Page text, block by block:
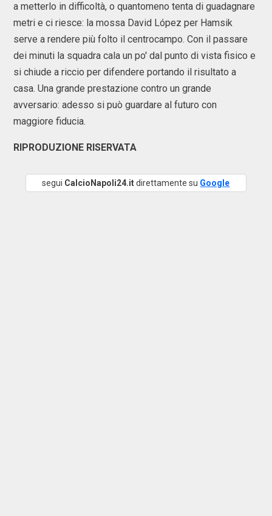
a metterlo in difficoltà, o quantomeno tenta di guadagnare
metri e ci riesce: la mossa David López per Hamsik
serve a rendere più folto il centrocampo. Con il passare
dei minuti la squadra cala un po' dal punto di vista fisico e
si chiude a riccio per difendere portando il risultato a
casa. Una grande prestazione contro un grande
avversario: adesso si può guardare al futuro con
maggiore fiducia.
RIPRODUZIONE RISERVATA
segui CalcioNapoli24.itdirettamente su Google